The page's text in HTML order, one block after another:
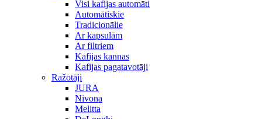
Visi kafijas automāti
Automātiskie
Tradicionālie
Ar kapsulām
Ar filtriem
Kafijas kannas
Kafijas pagatavotāji
Ražotāji
JURA
Nivona
Melitta